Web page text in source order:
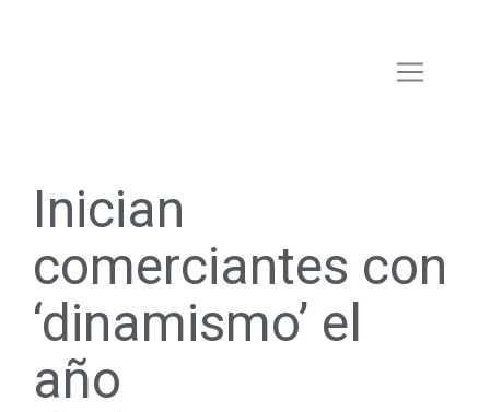
Inician
comerciantes con
‘dinamismo’ el
año